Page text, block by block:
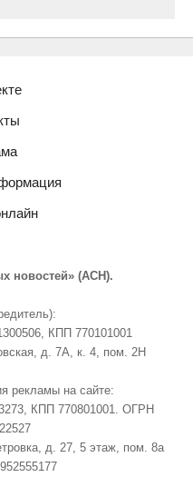
новостей» (АСН).
КПП 770101001
д. 7А, к. 4, пом. 2Н
рекламы на сайте:
КПП 770801001. ОГРН
д. 27, 5 этаж, пом. 8а